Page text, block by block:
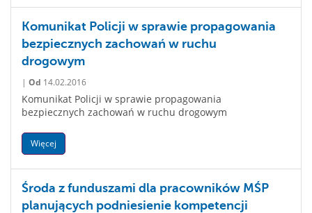
Komunikat Policji w sprawie propagowania
bezpiecznych zachowań w ruchu
drogowym
| Od 14.02.2016
Komunikat Policji w sprawie propagowania
bezpiecznych zachowań w ruchu drogowym
Więcej
Środa z funduszami dla pracowników MŚP
planujących podniesienie kompetencji